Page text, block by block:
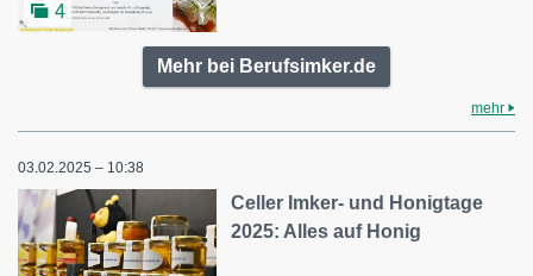
4
Mehr bei Berufsimker.de
mehr
03.02.2025 – 10:38
Celler Imker- und Honigtage
2025: Alles auf Honig